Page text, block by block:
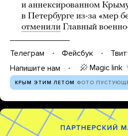
и аннексированном
в Петербурге из-за «мер
отменили Главный
Телеграм Фейсбук
Напишите нам
Magic link
КРЫМ ЭТИМ ЛЕТОМ ФОТО